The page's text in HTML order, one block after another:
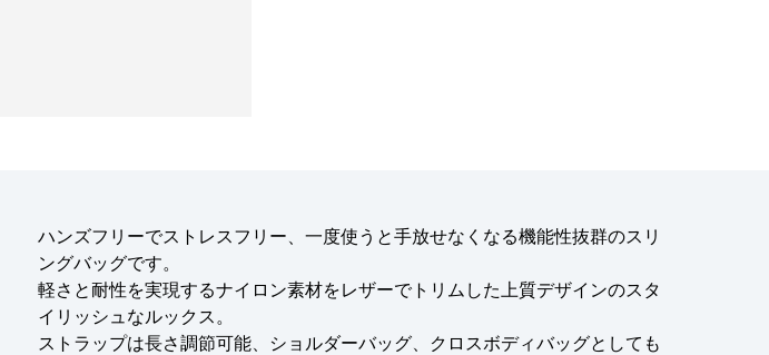
ハンズフリーでストレスフリー、一度使うと手放せなくなる機能性抜群のスリ
ングバッグです。
軽さと耐性を実現するナイロン素材をレザーでトリムした上質デザインのスタ
イリッシュなルックス。
ストラップは長さ調節可能、ショルダーバッグ、クロスボディバッグとしても